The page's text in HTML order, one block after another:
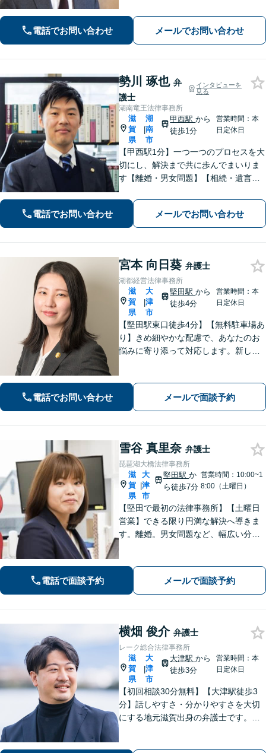
リラックスしてお越しください。丁寧
にお話をお聴きします【草津駅2分｜駐
車場あり】【土日祝対応】
電話でお問い合わせ メールでお問い合わせ
勢川 琢也 弁
護士
インタビューを
見る
湖南竜王法律事務所
滋
賀
県
|
湖
南
市
甲西駅から
徒歩1分
営業時間：本
日定休日
【甲西駅1分】一つ一つのプロセスを大
切にし、解決まで共に歩んでまいりま
す【離婚・男女問題】【相続・遺言】
求、開示請求、損害賠償請求】【労
働・雇用：事業会社での勤務経験あ
り】まで幅広くご相談に応じます【We
b面談OK】
電話でお問い合わせ メールでお問い合わせ
宮本 向日葵 弁護士
湖都経営法律事務所
滋
賀
県
|
大
津
市
堅田駅から
徒歩4分
営業時間：本
日定休日
【堅田駅東口徒歩4分】【無料駐車場あ
り】きめ細やかな配慮で、あなたのお
悩みに寄り添って対応します。新しい
にご相談ください。
電話でお問い合わせ メールで面談予約
雪谷 真里奈 弁護士
琵琶湖大橋法律事務所
滋
賀
県
|
大
津
市
堅田駅 か
ら徒歩7分
営業時間：10:00~1
8:00（土曜日）
【堅田で最初の法律事務所】【土曜日
営業】できる限り円満な解決へ導きま
す。離婚。男女問題など、幅広い分野
電話で面談予約 メールで面談予約
横畑 俊介 弁護士
レーク総合法律事務所
滋
賀
県
|
大
津
市
大津駅から
徒歩3分
営業時間：本
日定休日
【初回相談30分無料】【大津駅徒歩3
分】話しやすさ・分かりやすさを大切
にする地元滋賀出身の弁護士です。離